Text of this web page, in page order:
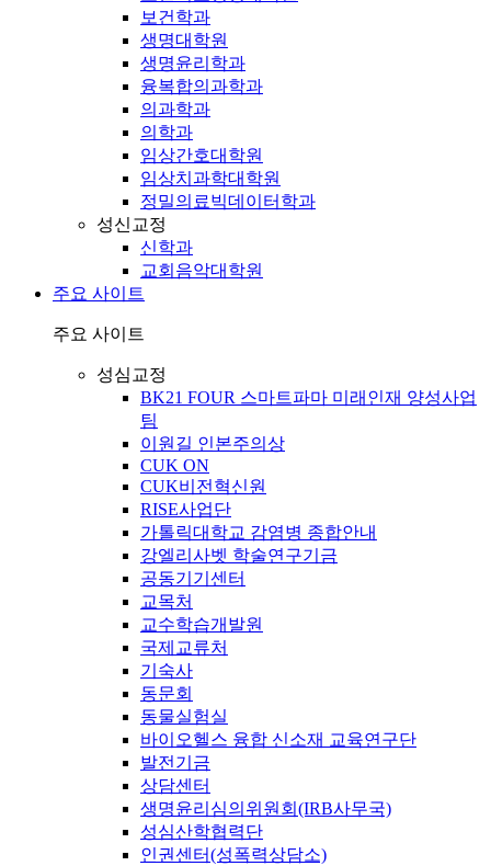
보건학과
생명대학원
생명윤리학과
융복합의과학과
의과학과
의학과
임상간호대학원
임상치과학대학원
정밀의료빅데이터학과
성신교정
신학과
교회음악대학원
주요 사이트
주요 사이트
성심교정
BK21 FOUR 스마트파마 미래인재 양성사업
팀
이원길 인본주의상
CUK ON
CUK비전혁신원
RISE사업단
가톨릭대학교 감염병 종합안내
강엘리사벳 학술연구기금
공동기기센터
교목처
교수학습개발원
국제교류처
기숙사
동문회
동물실험실
바이오헬스 융합 신소재 교육연구단
발전기금
상담센터
생명윤리심의위원회(IRB사무국)
성심산학협력단
인권센터(성폭력상담소)